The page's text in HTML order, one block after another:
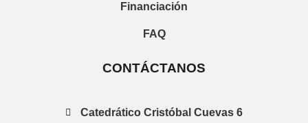
Financiación
FAQ
CONTÁCTANOS
Catedrático Cristóbal Cuevas 6